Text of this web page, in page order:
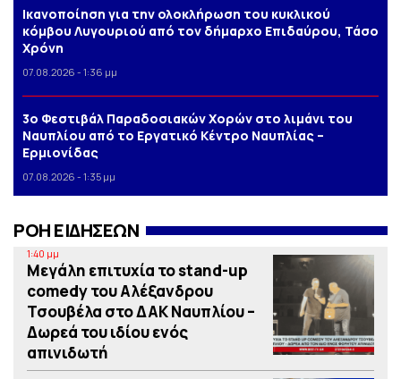
Iκανοποίηση για την ολοκλήρωση του κυκλικού
κόμβου Λυγουριού από τον δήμαρχο Επιδαύρου, Τάσο
Χρόνη
07.08.2026 - 1:36 μμ
3o Φεστιβάλ Παραδοσιακών Χορών στο λιμάνι του
Ναυπλίου από το Εργατικό Κέντρο Ναυπλίας –
Ερμιονίδας
07.08.2026 - 1:35 μμ
ΡΟΗ ΕΙΔΗΣΕΩΝ
1:40 μμ
Μεγάλη επιτυχία το stand-up
comedy του Αλέξανδρου
Τσουβέλα στο ΔΑΚ Ναυπλίου –
Δωρεά του ιδίου ενός
απινιδωτή